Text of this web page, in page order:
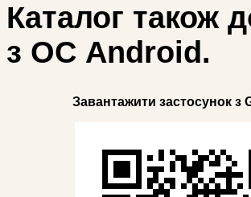
Каталог також
з ОС Android.
Завантажити застосунок з